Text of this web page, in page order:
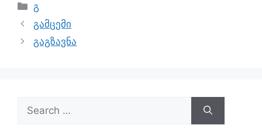
გ
გამცემი
გაგზავნა